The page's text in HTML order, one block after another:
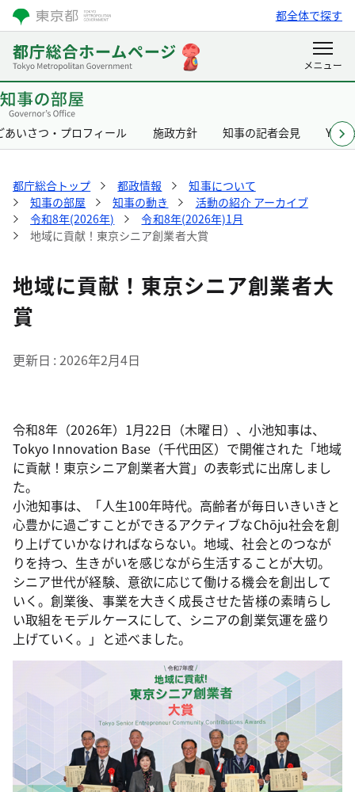
都全体で探す
あいさつ・プロフィール 施政方針 知事の記者会見
都庁総合トップ 都政情報
知事について
知事の部屋
知事の動き
活動の紹介 アーカイブ
令和8年(2026年)
令和8年(2026年)1月
地域に貢献！東京シニア創業者大賞
地域に貢献！東京シニア創業者大
賞
更新日 2026年2月4日
令和8年（2026年）1月22日（木曜日）、小池知事は、
Tokyo Innovation Base（千代田区）で開催された「地域
に貢献！東京シニア創業者大賞」の表彰式に出席しまし
た。
小池知事は、「人生100年時代。高齢者が毎日いきいきと
心豊かに過ごすことができるアクティブなChōju社会を創
り上げていかなければならない。地域、社会とのつなが
りを持つ、生きがいを感じながら生活することが大切。
シニア世代が経験、意欲に応じて働ける機会を創出して
いく。創業後、事業を大きく成長させた皆様の素晴らし
い取組をモデルケースにして、シニアの創業気運を盛り
上げていく。」と述べました。